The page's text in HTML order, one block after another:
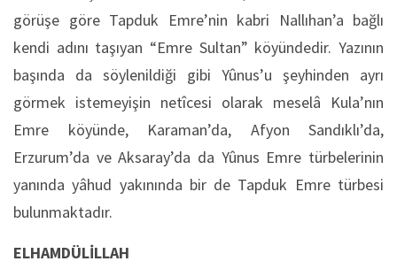
görüşe göre Tapduk Emre’nin kabri Nallıhan’a bağlı
kendi adını taşıyan “Emre Sultan” köyündedir. Yazının
başında da söylenildiği gibi Yûnus’u şeyhinden ayrı
görmek istemeyişin netîcesi olarak meselâ Kula’nın
Emre köyünde, Karaman’da, Afyon Sandıklı’da,
Erzurum’da ve Aksaray’da da Yûnus Emre türbelerinin
yanında yâhud yakınında bir de Tapduk Emre türbesi
bulunmaktadır.
ELHAMDÜLİLLAH